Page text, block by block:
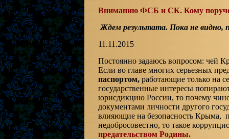
Вниманию ФСБ и СК. Кому
Ждем результата. Пока не
11.11.2015
Постоянно задаюсь вопросом: чей
Если во главе многих серьезных
паспортом,работающие только на
государственные интересы
юрисдикцию России, то почему
документами личности другого
влияющие на безопасность Крыма,
недобросовестно, то такое
предательством Родины.